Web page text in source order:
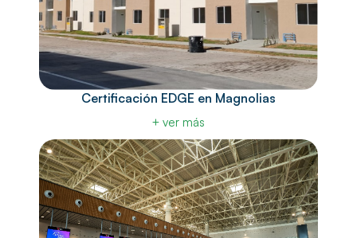
Certificación EDGE en Magnolias
+ ver más